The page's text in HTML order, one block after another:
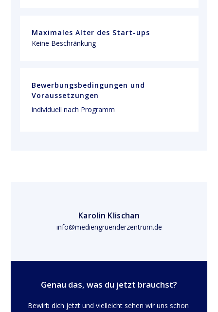
Maximales Alter des Start-ups
Keine Beschränkung
Bewerbungsbedingungen und
Voraussetzungen
individuell nach Programm
Karolin Klischan
info@mediengruenderzentrum.de
Genau das, was du jetzt brauchst?
Bewirb dich jetzt und vielleicht sehen wir uns schon